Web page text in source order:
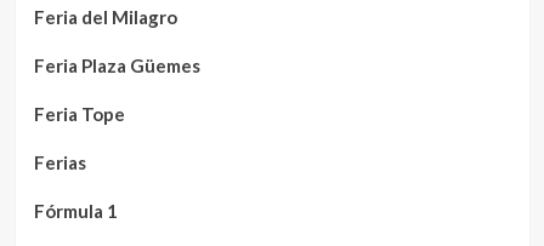
Feria del Milagro
Feria Plaza Güemes
Feria Tope
Ferias
Fórmula 1